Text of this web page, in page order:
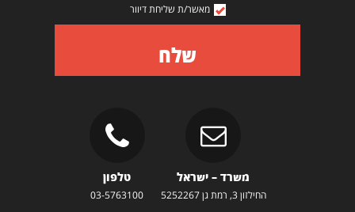
מאשר/ת שליחת דיוור
שלח
משרד – ישראל
החילזון 3, רמת גן 5252267
טלפון
03-5763100